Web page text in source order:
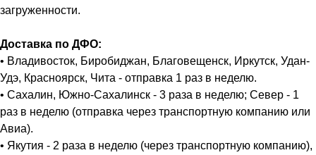
загруженности.
Доставка по ДФО:
• Владивосток, Биробиджан, Благовещенск, Иркутск, Удан-
Удэ, Красноярск, Чита - отправка 1 раз в неделю.
• Сахалин, Южно-Сахалинск - 3 раза в неделю; Север - 1
раз в неделю (отправка через транспортную компанию или
Авиа).
• Якутия - 2 раза в неделю (через транспортную компанию),